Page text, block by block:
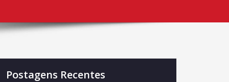
Postagens Recentes